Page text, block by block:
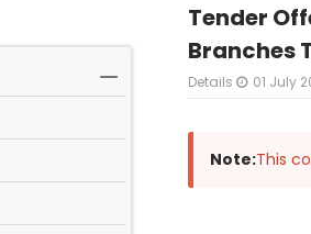
Tender
Branches
Details 01 July
Note:This